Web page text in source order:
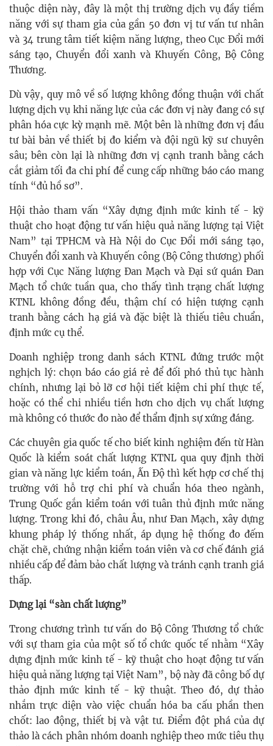
thuộc diện này, đây là một thị trường dịch vụ đầy tiềm
năng với sự tham gia của gần 50 đơn vị tư vấn tư nhân
và 34 trung tâm tiết kiệm năng lượng, theo Cục Đổi mới
sáng tạo, Chuyển đổi xanh và Khuyến Công, Bộ Công
Thương.
Dù vậy, quy mô về số lượng không đồng thuận với chất
lượng dịch vụ khi năng lực của các đơn vị này đang có sự
phân hóa cực kỳ mạnh mẽ. Một bên là những đơn vị đầu
tư bài bản về thiết bị đo kiểm và đội ngũ kỹ sư chuyên
sâu; bên còn lại là những đơn vị cạnh tranh bằng cách
cắt giảm tối đa chi phí để cung cấp những báo cáo mang
tính “đủ hồ sơ”.
Hội thảo tham vấn “Xây dựng định mức kinh tế - kỹ
thuật cho hoạt động tư vấn hiệu quả năng lượng tại Việt
Nam” tại TPHCM và Hà Nội do Cục Đổi mới sáng tạo,
Chuyển đổi xanh và Khuyến công (Bộ Công thương) phối
hợp với Cục Năng lượng Đan Mạch và Đại sứ quán Đan
Mạch tổ chức tuần qua, cho thấy tình trạng chất lượng
KTNL không đồng đều, thậm chí có hiện tượng cạnh
tranh bằng cách hạ giá và đặc biệt là thiếu tiêu chuẩn,
định mức cụ thể.
Doanh nghiệp trong danh sách KTNL đứng trước một
nghịch lý: chọn báo cáo giá rẻ để đối phó thủ tục hành
chính, nhưng lại bỏ lỡ cơ hội tiết kiệm chi phí thực tế,
hoặc có thể chi nhiều tiền hơn cho dịch vụ chất lượng
mà không có thước đo nào để thẩm định sự xứng đáng.
Các chuyên gia quốc tế cho biết kinh nghiệm đến từ Hàn
Quốc là kiểm soát chất lượng KTNL qua quy định thời
gian và năng lực kiểm toán, Ấn Độ thì kết hợp cơ chế thị
trường với hỗ trợ chi phí và chuẩn hóa theo ngành,
Trung Quốc gắn kiểm toán với tuân thủ định mức năng
lượng. Trong khi đó, châu Âu, như Đan Mạch, xây dựng
khung pháp lý thống nhất, áp dụng hệ thống đo đếm
chặt chẽ, chứng nhận kiểm toán viên và cơ chế đánh giá
nhiều cấp để đảm bảo chất lượng và tránh cạnh tranh giá
thấp.
Dựng lại “sàn chất lượng”
Trong chương trình tư vấn do Bộ Công Thương tổ chức
với sự tham gia của một số tổ chức quốc tế nhằm “Xây
dựng định mức kinh tế - kỹ thuật cho hoạt động tư vấn
hiệu quả năng lượng tại Việt Nam”, bộ này đã công bố dự
thảo định mức kinh tế - kỹ thuật. Theo đó, dự thảo
nhắm trực diện vào việc chuẩn hóa ba cấu phần then
chốt: lao động, thiết bị và vật tư. Điểm đột phá của dự
thảo là cách phân nhóm doanh nghiệp theo mức tiêu thụ